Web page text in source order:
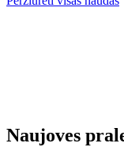
Naujoves